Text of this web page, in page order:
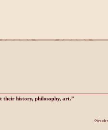
their history, philosophy, art.”